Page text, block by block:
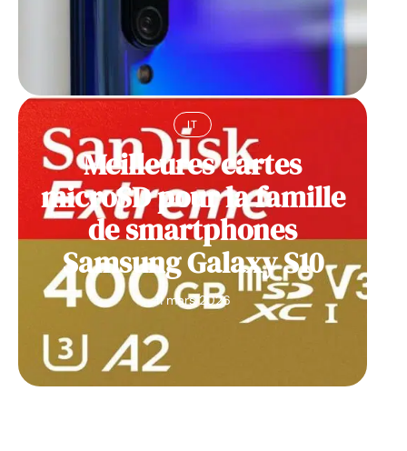
IT
Meilleures cartes
microSD pour la famille
de smartphones
Samsung Galaxy S10
11 mars 2026